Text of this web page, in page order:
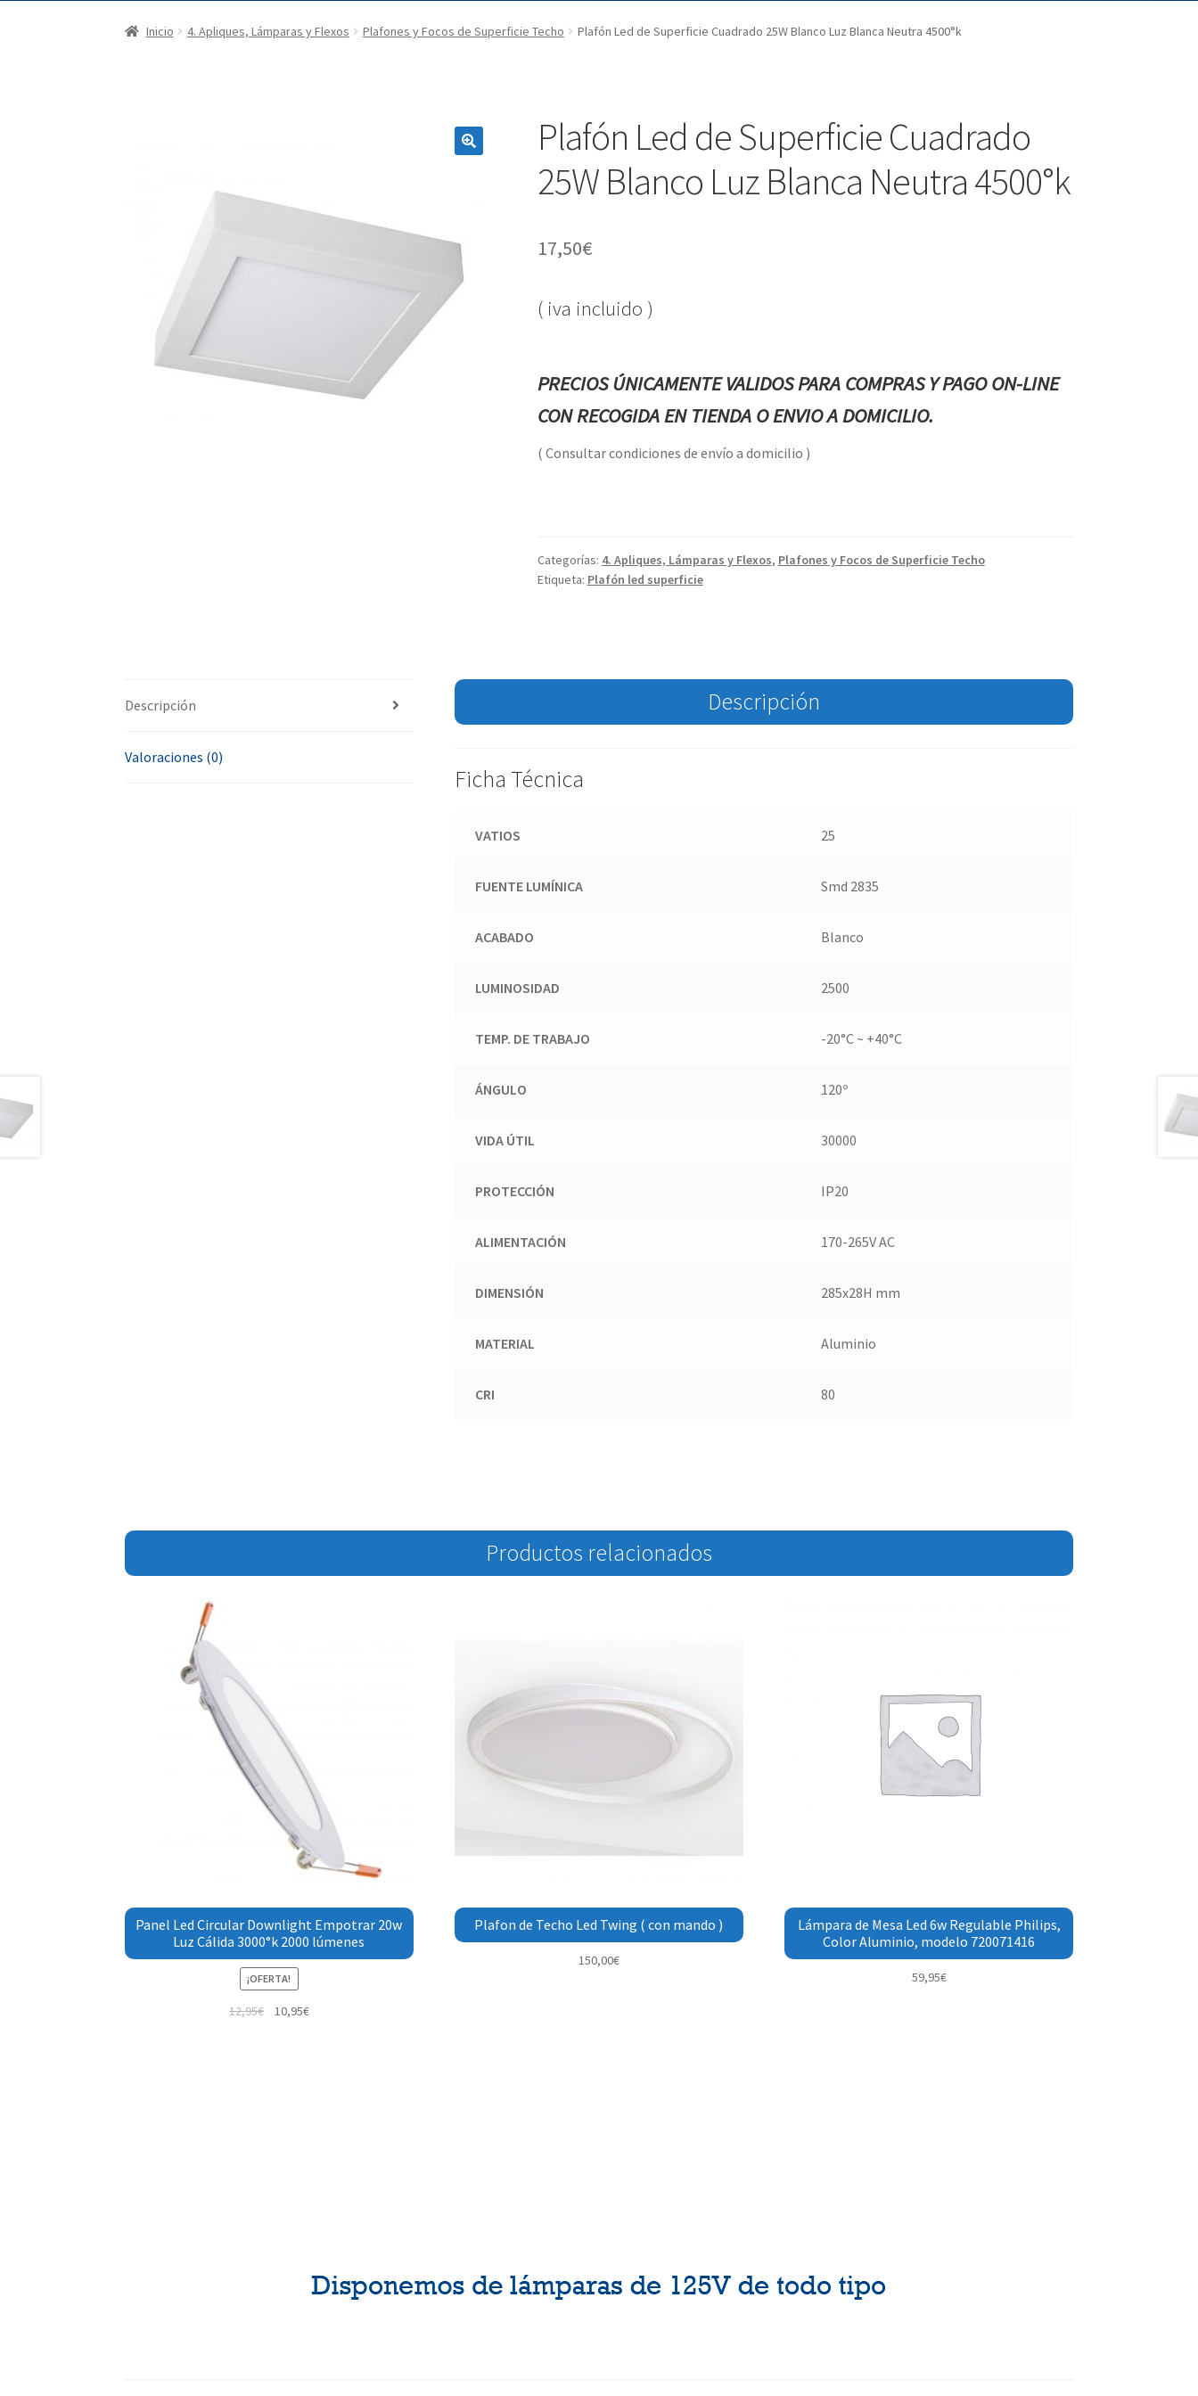
Inicio 4. Apliques, Lámparas y Flexos Plafones y Focos de Superficie Techo Plafón Led de Superficie Cuadrado 25W Blanco Luz Blanca Neutra 4500°k
Plafón Led de Superficie Cuadrado
25W Blanco Luz Blanca Neutra 4500°k
17,50€
( iva incluido )
PRECIOS ÚNICAMENTE VALIDOS PARA COMPRAS Y PAGO ON-LINE
CON RECOGIDA EN TIENDA O ENVIO A DOMICILIO.
( Consultar condiciones de envío a domicilio )
Categorías: 4. Apliques, Lámparas y Flexos, Plafones y Focos de Superficie Techo
Etiqueta: Plafón led superficie
Descripción
Valoraciones (0)
Descripción
Ficha Técnica
VATIOS 25
FUENTE LUMÍNICA Smd 2835
ACABADO Blanco
LUMINOSIDAD 2500
TEMP. DE TRABAJO -20°C ~ +40°C
ÁNGULO 120º
VIDA ÚTIL 30000
PROTECCIÓN IP20
ALIMENTACIÓN 170-265V AC
DIMENSIÓN 285x28H mm
MATERIAL Aluminio
CRI 80
Productos relacionados
Panel Led Circular Downlight Empotrar 20w
Luz Cálida 3000°k 2000 lúmenes
¡OFERTA!
12,95€ 10,95€
Plafon de Techo Led Twing ( con mando )
150,00€
Lámpara de Mesa Led 6w Regulable Philips,
Color Aluminio, modelo 720071416
59,95€